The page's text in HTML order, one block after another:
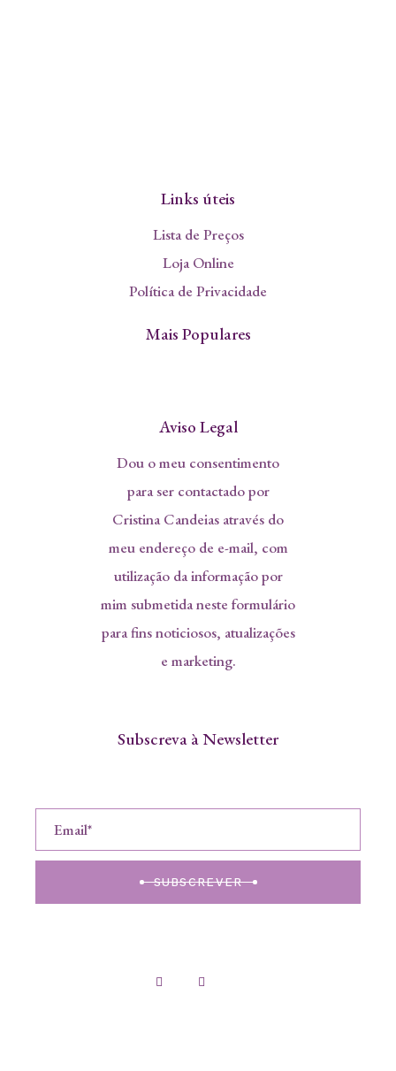
Links úteis
Lista de Preços
Loja Online
Política de Privacidade
Mais Populares
Aviso Legal
Dou o meu consentimento
para ser contactado por
Cristina Candeias através do
meu endereço de e-mail, com
utilização da informação por
mim submetida neste formulário
para fins noticiosos, atualizações
e marketing.
Subscreva à Newsletter
SUBSCREVER